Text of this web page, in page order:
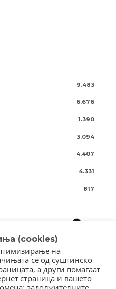
9.483
6.676
1.390
3.094
4.407
4.331
817
(cookies)
на
се од суштинско
а други помагаат
страница и вашето